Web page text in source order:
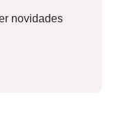
novidades